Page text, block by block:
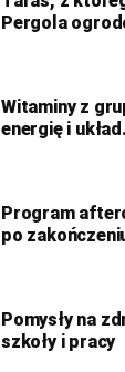
Pergola
Witaminy z
energię i
Program
po
Pomysły na
szkoły i pracy